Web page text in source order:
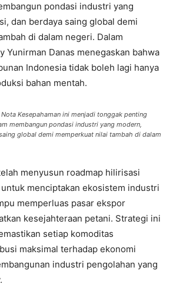
pondasi industri yang
dan berdaya saing global demi
di dalam negeri. Dalam
Yunirman Danas menegaskan bahwa
Indonesia tidak boleh lagi hanya
bahan mentah.
Nota Kesepahaman ini menjadi tonggak penting
membangun pondasi industri yang modern,
global demi memperkuat nilai tambah di dalam
menyusun roadmap hilirisasi
menciptakan ekosistem industri
memperluas pasar ekspor
kesejahteraan petani. Strategi ini
setiap komoditas
maksimal terhadap ekonomi
industri pengolahan yang